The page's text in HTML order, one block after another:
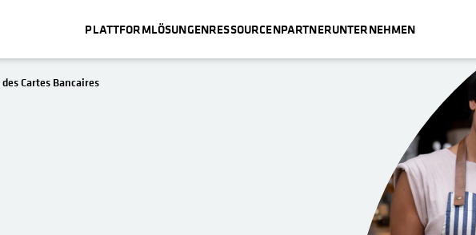
PLATTFORMLÖSUNGENRESSOURCENPARTNERUNTERNEHMEN
Cartes Bancaires
REGISTERKARTE GEÖFFNET